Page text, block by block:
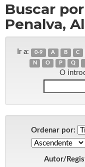
Buscar
Penalva,
Ir a: 0-9 A B C
N
O P Q
O
Ordenar por:
Autor/